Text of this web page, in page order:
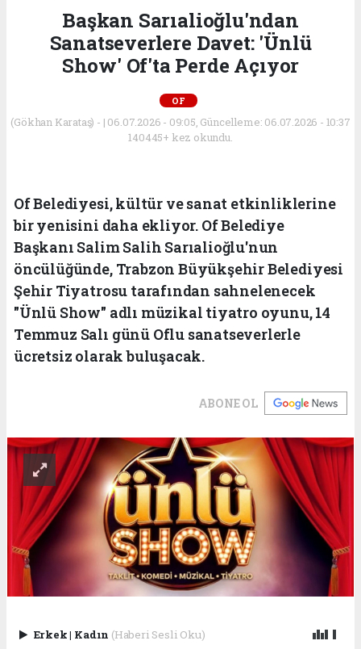
Başkan Sarıalioğlu'ndan
Sanatseverlere Davet: 'Ünlü
Show' Of'ta Perde Açıyor
OF
(Gökhan Karataş) - | 06.07.2026 - 09:05, Güncelleme: 06.07.2026 - 10:37
140445+ kez okundu.
Of Belediyesi, kültür ve sanat etkinliklerine
bir yenisini daha ekliyor. Of Belediye
Başkanı Salim Salih Sarıalioğlu'nun
öncülüğünde, Trabzon Büyükşehir Belediyesi
Şehir Tiyatrosu tarafından sahnelenecek
"Ünlü Show" adlı müzikal tiyatro oyunu, 14
Temmuz Salı günü Oflu sanatseverlerle
ücretsiz olarak buluşacak.
ABONE OL
Erkek| Kadın (Haberi Sesli Oku)